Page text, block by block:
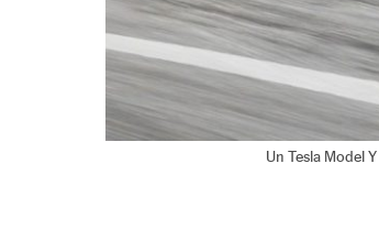
Un Tesla Model